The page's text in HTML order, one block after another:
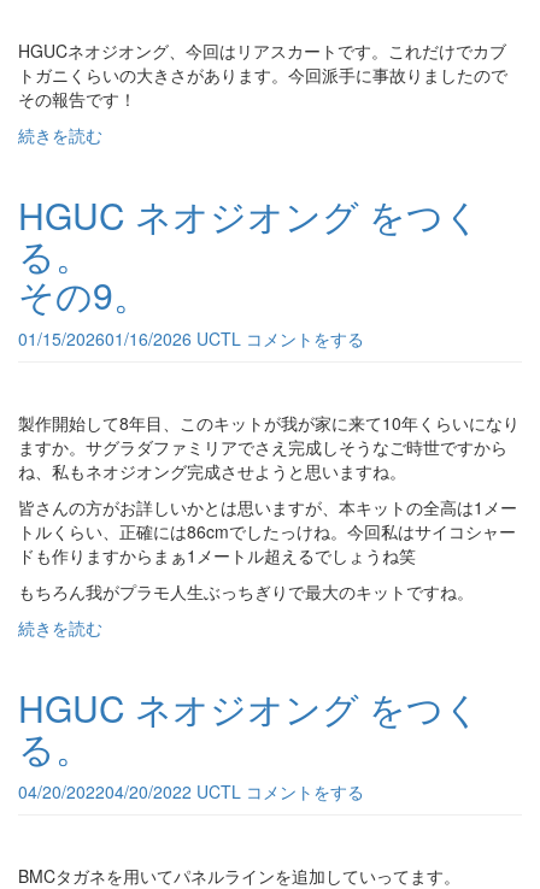
HGUCネオジオング、今回はリアスカートです。これだけでカブ
トガニくらいの大きさがあります。今回派手に事故りましたので
その報告です！
続きを読む
HGUC ネオジオング をつく
る。
その9。
01/15/202601/16/2026 UCTL コメントをする
製作開始して8年目、このキットが我が家に来て10年くらいになり
ますか。サグラダファミリアでさえ完成しそうなご時世ですから
ね、私もネオジオング完成させようと思いますね。
皆さんの方がお詳しいかとは思いますが、本キットの全高は1メー
トルくらい、正確には86cmでしたっけね。今回私はサイコシャー
ドも作りますからまぁ1メートル超えるでしょうね笑
もちろん我がプラモ人生ぶっちぎりで最大のキットですね。
続きを読む
HGUC ネオジオング をつく
る。
04/20/202204/20/2022 UCTL コメントをする
BMCタガネを用いてパネルラインを追加していってます。